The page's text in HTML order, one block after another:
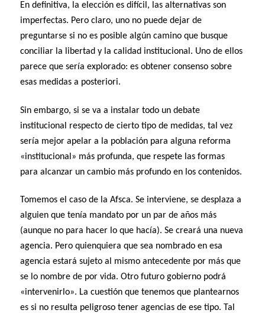
En definitiva, la elección es difícil, las alternativas son
imperfectas. Pero claro, uno no puede dejar de
preguntarse si no es posible algún camino que busque
conciliar la libertad y la calidad institucional. Uno de ellos
parece que sería explorado: es obtener consenso sobre
esas medidas a posteriori.
Sin embargo, si se va a instalar todo un debate
institucional respecto de cierto tipo de medidas, tal vez
sería mejor apelar a la población para alguna reforma
«institucional» más profunda, que respete las formas
para alcanzar un cambio más profundo en los contenidos.
Tomemos el caso de la Afsca. Se interviene, se desplaza a
alguien que tenía mandato por un par de años más
(aunque no para hacer lo que hacía). Se creará una nueva
agencia. Pero quienquiera que sea nombrado en esa
agencia estará sujeto al mismo antecedente por más que
se lo nombre de por vida. Otro futuro gobierno podrá
«intervenirlo». La cuestión que tenemos que plantearnos
es si no resulta peligroso tener agencias de ese tipo. Tal